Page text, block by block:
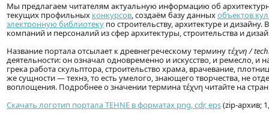
Мы предлагаем читателям актуальную информацию об
текущих профильных конкурсов, создаём базу данныхобъектов
электронную библиотеку по строительству, архитектуре и
компаний и персоналий из сфер архитектуры, строительства и
Название портала отсылает к древнегреческому терминуτέχνη /
деятельности: он означал одновременно и искусство, и ремесло,
грека работа скульптора, строительство храма, врачевание,
же сущности — технэ, то есть умелого, знающего творчества, не
воплощения. Подробнее о значении термина τέχνη читайте на
Скачать логотип портала TEHNE в форматах png, cdr, eps(zip-архив;